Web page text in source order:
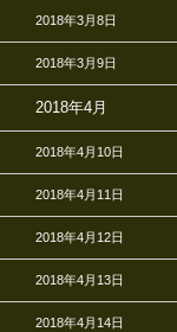
2018年3月8日
2018年3月9日
2018年4月
2018年4月10日
2018年4月11日
2018年4月12日
2018年4月13日
2018年4月14日